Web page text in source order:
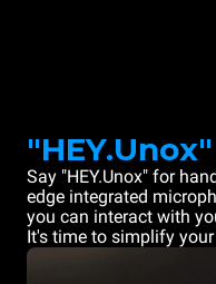
"HEY.Unox"
Say "HEY.Unox" for
edge integrated
you can interact with
It's time to simplify